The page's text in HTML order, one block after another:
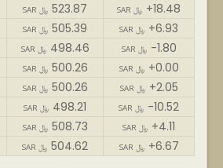
SAR ﷼ 523.87 SAR ﷼ +18.48
SAR ﷼ 505.39 SAR ﷼ +6.93
SAR ﷼ 498.46 SAR ﷼ -1.80
SAR ﷼ 500.26 SAR ﷼ +0.00
SAR ﷼ 500.26 SAR ﷼ +2.05
SAR ﷼ 498.21 SAR ﷼ -10.52
SAR ﷼ 508.73 SAR ﷼ +4.11
SAR ﷼ 504.62 SAR ﷼ +6.67